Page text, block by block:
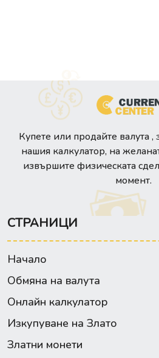
Купете или продайте валута ,
нашия калкулатор, на
извършите физическата
момент.
СТРАНИЦИ
Начало
Обмяна на валута
Онлайн калкулатор
Изкупуване на Злато
Златни монети